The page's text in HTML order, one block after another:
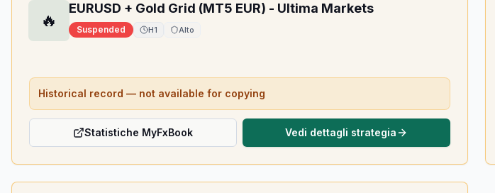
🔥
EURUSD + Gold Grid (MT5 EUR) - Ultima Markets
Suspended H1 Alto
Historical record — not available for copying
Statistiche MyFxBook Vedi dettagli strategia